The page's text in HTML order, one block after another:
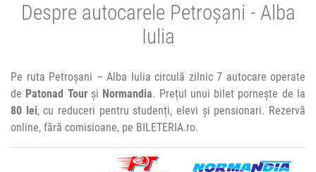
Despre autocarele Petroșani - Alba
Iulia
Pe ruta Petroșani – Alba Iulia circulă zilnic 7 autocare operate
de Patonad Tourși Normandia. Prețul unui bilet pornește de la
80 lei, cu reduceri pentru studenți, elevi și pensionari. Rezervă
online, fără comisioane, pe BILETERIA.ro.